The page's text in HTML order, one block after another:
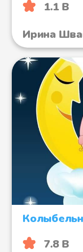
1.1 B
Ирина
7.8 B